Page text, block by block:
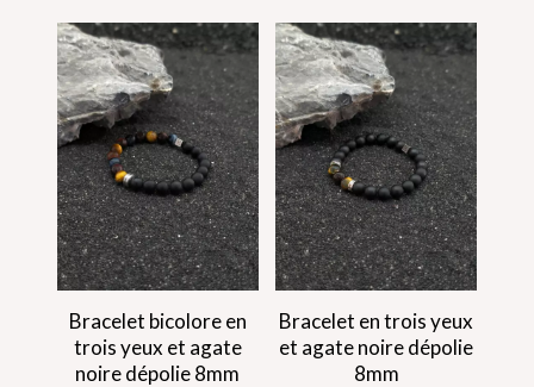
Bracelet bicolore en
trois yeux et agate
noire dépolie 8mm
Bracelet en trois yeux
et agate noire dépolie
8mm